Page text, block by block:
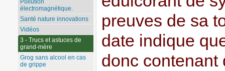
preuves de sa
date indique
donc contenant
Pollution
électromagnétique.
Santé nature innovations
Vidéos
3 - Trucs et astuces de
grand-mère
Grog sans alcool en cas
de grippe